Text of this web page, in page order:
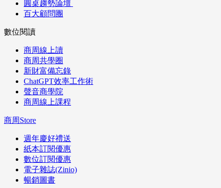
圓桌趨勢論壇
百大顧問團
數位閱讀
商周線上讀
商周共學圈
新財富備忘錄
ChatGPT效率工作術
聲音商學院
商周線上課程
商周Store
週年慶好禮送
紙本訂閱優惠
數位訂閱優惠
電子雜誌(Zinio)
暢銷圖書